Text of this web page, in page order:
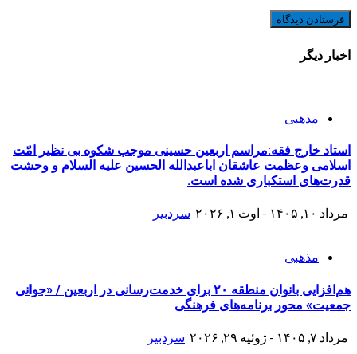
اخبار دیگر
مذهبی
استاد خارج فقه:مراسم اربعین حسینی موجب شکوه بی نظیر امّت
اسلامی وعظمت عاشقان اباعبدالله الحسین علیه السلام و وحشت
قدرت‌های استکباری شده است.
مرداد ۱۰, ۱۴۰۵ - اوت ۱, ۲۰۲۶ سردبیر
مذهبی
هم‌افزایی بانوان منطقه ۲۰ برای خدمت‌رسانی در اربعین / «جوانی
جمعیت» محور برنامه‌های فرهنگی
مرداد ۷, ۱۴۰۵ - ژوئیه ۲۹, ۲۰۲۶ سردبیر